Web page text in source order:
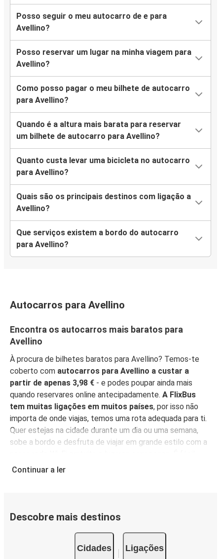
Posso seguir o meu autocarro de e para
Avellino?
Posso reservar um lugar na minha viagem para
Avellino?
Como posso pagar o meu bilhete de autocarro
para Avellino?
Quando é a altura mais barata para reservar
um bilhete de autocarro para Avellino?
Quanto custa levar uma bicicleta no autocarro
para Avellino?
Quais são os principais destinos com ligação a
Avellino?
Que serviços existem a bordo do autocarro
para Avellino?
Autocarros para Avellino
Encontra os autocarros mais baratos para
Avellino
À procura de bilhetes baratos para Avellino? Temos-te
coberto com autocarros para Avellino a custar a
partir de apenas 3,98 € - e podes poupar ainda mais
quando reservares online antecipadamente. A FlixBus
tem muitas ligações em muitos países, por isso não
importa de onde viajas, temos uma rota adequada para ti.
Quer estejas na cidade durante um dia ou uma semana,
sobe a bordo e desfruta de viajar em grande estilo com a
reservar o teu bilhete, com opções de compra acessíveis
funcionar como o teu bilhete - basta mostrá-la ao teu
mais baratos, reserva na App antecipadamente - quanto
mais cedo reservares, mais barato será o teu bilhete!
Continuar a ler
Descobre mais destinos
Cidades Ligações